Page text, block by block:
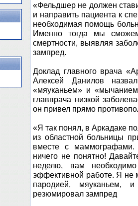
«Фельдшер не должен
и направить пациента к
необходимая помощь
Именно тогда мы
смертности, выявляя
зампред.
Доклад главного врача
Алексей Данилов
«мяуканьем» и
главврача низкой
он привел прямо
«Я так понял, в Аркадаке
из областной больницы
вместе c маммографами.
ничего не понятно!
неделю, вам
эффективной работе. Я не
пародией,
резюмировал зампред